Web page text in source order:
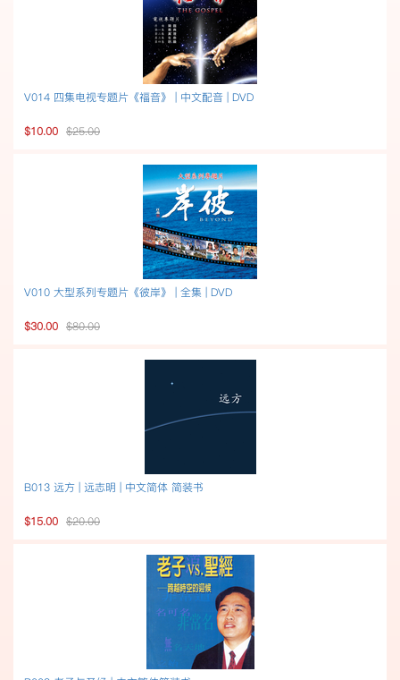
V014 四集电视专题片《福音》 | 中文配音 | DVD
$10.00 $25.00
V010 大型系列专题片《彼岸》 | 全集 | DVD
$30.00 $80.00
B013 远方 | 远志明 | 中文简体 简装书
$15.00 $20.00